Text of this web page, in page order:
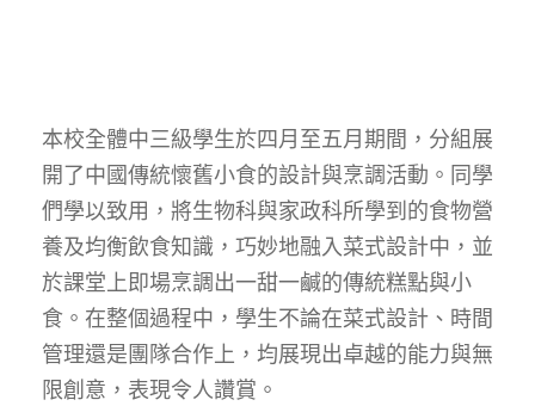
本校全體中三級學生於四月至五月期間，分組展
開了中國傳統懷舊小食的設計與烹調活動。同學
們學以致用，將生物科與家政科所學到的食物營
養及均衡飲食知識，巧妙地融入菜式設計中，並
於課堂上即場烹調出一甜一鹹的傳統糕點與小
食。在整個過程中，學生不論在菜式設計、時間
管理還是團隊合作上，均展現出卓越的能力與無
限創意，表現令人讚賞。